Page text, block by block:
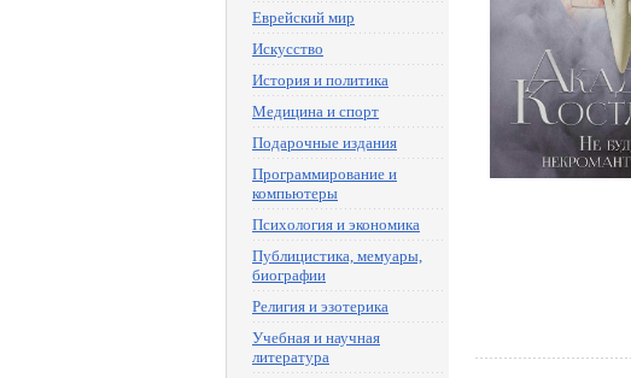
Еврейский мир
Искусство
История и политика
Медицина и спорт
Подарочные издания
Программирование и
компьютеры
Психология и экономика
Публицистика, мемуары,
биографии
Религия и эзотерика
Учебная и научная
литература